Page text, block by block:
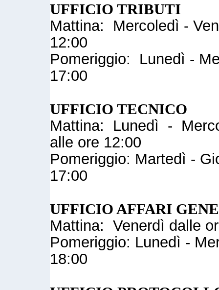
UFFICIO TRIBUTI
Mattina: Mercoledì -
12:00
Pomeriggio: Lunedì -
17:00
UFFICIO TECNICO
Mattina: Lunedì -
alle ore 12:00
Pomeriggio: Martedì -
17:00
UFFICIO AFFARI
Mattina: Venerdì dalle
Pomeriggio: Lunedì -
18:00